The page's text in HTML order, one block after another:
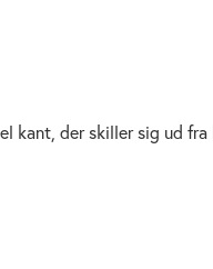
der skiller sig ud fra